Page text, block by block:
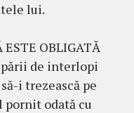
lui.
OBLIGATĂ
de interlopi
i trezească pe
odată cu